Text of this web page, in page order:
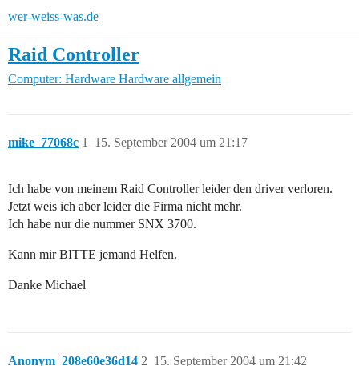
wer-weiss-was.de
Raid Controller
Computer: Hardware Hardware allgemein
mike_77068c 15. September 2004 um 21:17
1
Ich habe von meinem Raid Controller leider den driver verloren.
Jetzt weis ich aber leider die Firma nicht mehr.
Ich habe nur die nummer SNX 3700.
Kann mir BITTE jemand Helfen.
Danke Michael
Anonym_208e60e36d14 15. September 2004 um 21:42
2